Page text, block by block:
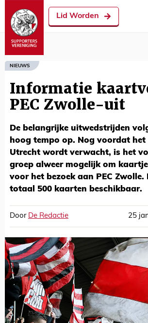
Lid Worden
NIEUWS
Informatie
PEC Zwolle-uit
De belangrijke uitwedstrijden
hoog tempo op. Nog voordat
Utrecht wordt verwacht, is het
groep alweer mogelijk om
voor het bezoek aan PEC Zwolle.
totaal 500 kaarten beschikbaar.
Door De Redactie 25